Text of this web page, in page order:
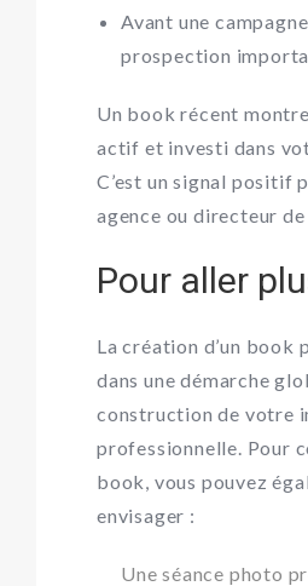
Avant une
prospection
Un book récent
actif et investi dans
C’est un signal positif
agence ou directeur
Pour aller
La création d’un book
dans une démarche
construction de votre
professionnelle. Pour
book, vous pouvez
envisager :
Uneséance photo